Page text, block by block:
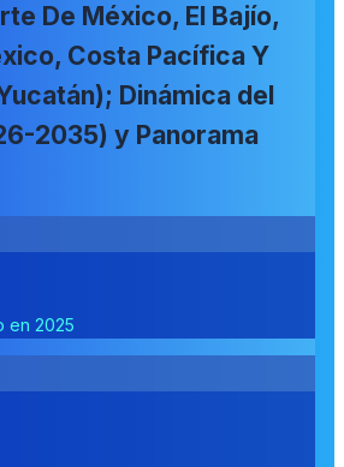
De México, El Bajío,
Costa Pacífica Y
Dinámica del
2035) y Panorama
en 2025